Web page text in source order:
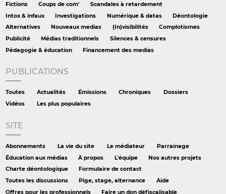
Fictions Coups de com'
Scandales à retardement
Intox & infaux
Investigations Numérique & datas
Déontologie
Alternatives
Nouveaux medias (In)visibilités
Complotismes
Publicité
Médias traditionnels
Silences & censures
Pédagogie & éducation
Financement des medias
PUBLICATIONS
Toutes Actualités Émissions Chroniques
Dossiers
Vidéos
Les plus populaires
SITE
Abonnements La vie du site Le médiateur
Parrainage
Éducation aux médias
À propos L'équipe
Nos autres projets
Charte déontologique
Formulaire de contact
Toutes les discussions
Pige, stage, alternance
Aide
Offres pour les professionnels
Faire un don défiscalisable